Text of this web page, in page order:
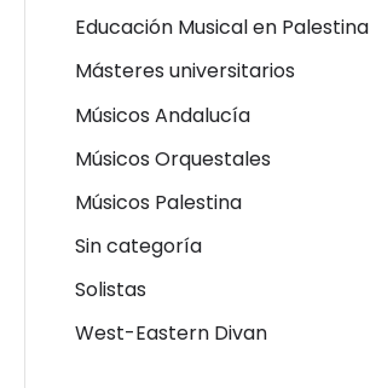
Educación Musical en Palestina
Másteres universitarios
Músicos Andalucía
Músicos Orquestales
Músicos Palestina
Sin categoría
Solistas
West-Eastern Divan